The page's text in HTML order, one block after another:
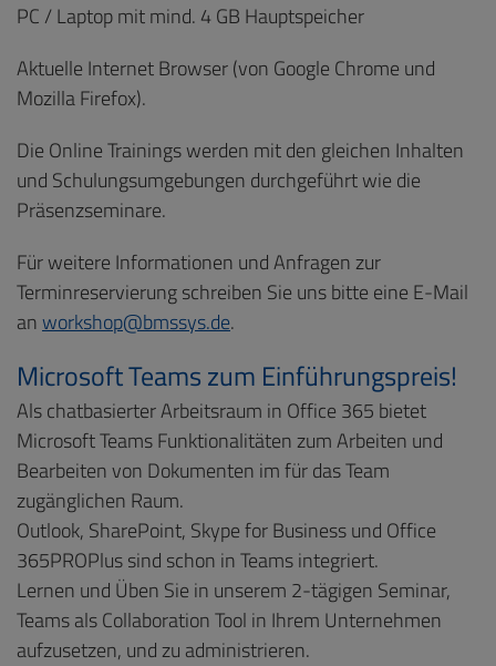
PC / Laptop mit mind. 4 GB Hauptspeicher
Aktuelle Internet Browser (von Google Chrome und
Mozilla Firefox).
Die Online Trainings werden mit den gleichen Inhalten
und Schulungsumgebungen durchgeführt wie die
Präsenzseminare.
Für weitere Informationen und Anfragen zur
Terminreservierung schreiben Sie uns bitte eine E-Mail
anworkshop@bmssys.de.
Microsoft Teams zum Einführungspreis!
Als chatbasierter Arbeitsraum in Office 365 bietet
Microsoft Teams Funktionalitäten zum Arbeiten und
Bearbeiten von Dokumenten im für das Team
zugänglichen Raum.
Outlook, SharePoint, Skype for Business und Office
365PROPlus sind schon in Teams integriert.
Lernen und Üben Sie in unserem 2-tägigen Seminar,
Teams als Collaboration Tool in Ihrem Unternehmen
aufzusetzen, und zu administrieren.